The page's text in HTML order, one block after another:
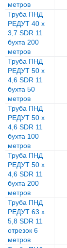
метров
Труба ПНД
РЕДУТ 40 х
3,7 SDR 11
бухта 200
метров
Труба ПНД
РЕДУТ 50 х
4,6 SDR 11
бухта 50
метров
Труба ПНД
РЕДУТ 50 х
4,6 SDR 11
бухта 100
метров
Труба ПНД
РЕДУТ 50 х
4,6 SDR 11
бухта 200
метров
Труба ПНД
РЕДУТ 63 х
5,8 SDR 11
отрезок 6
метров